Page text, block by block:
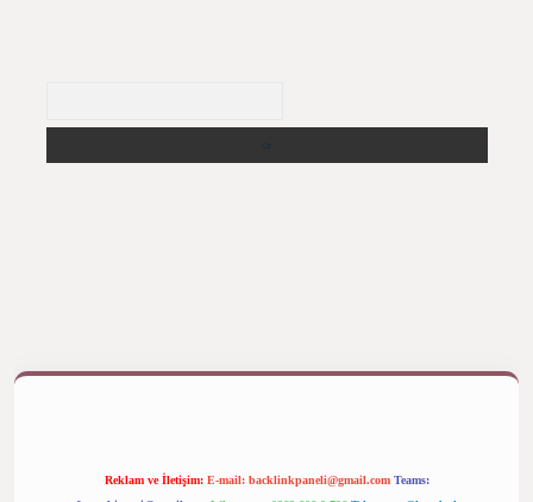
Reklam ve İletişim: E-mail: backlinkpaneli@gmail.com Teams: